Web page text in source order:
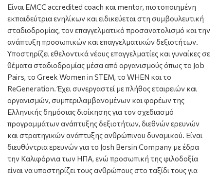
Είναι EMCC accredited coach και mentor, πιστοποιημένη
εκπαιδεύτρια ενηλίκων και ειδικεύεται στη συμβουλευτική
σταδιοδρομίας, τον επαγγελματικό προσανατολισμό και την
ανάπτυξη προσωπικών και επαγγελματικών δεξιοτήτων.
Υποστηρίζει εθελοντικά νέους επαγγελματίες και γυναίκες σε
θέματα σταδιοδρομίας μέσα από οργανισμούς όπως το Job
Pairs, το Greek Women in STEM, το WHEN και το
ReGeneration. Έχει συνεργαστεί με πλήθος εταιρειών και
οργανισμών, συμπεριλαμβανομένων και φορέων της
Ελληνικής δημόσιας διοίκησης για τον σχεδιασμό
προγραμμάτων ανάπτυξης δεξιοτήτων, διεθνών ερευνών
και στρατηγικών ανάπτυξης ανθρώπινου δυναμικού. Είναι
διευθύντρια ερευνών για το Josh Bersin Company με έδρα
την Καλιφόρνια των ΗΠΑ, ενώ προσωπική της φιλοδοξία
είναι να υποστηρίζει τους ανθρώπους στο ταξίδι τους για